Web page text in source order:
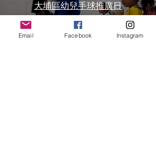
大埔區幼兒手球推廣日
Email Facebook Instagram